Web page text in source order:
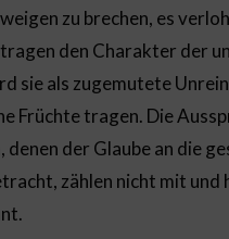
zu brechen, es
den Charakter der
sie als zugemutete
Früchte tragen. Die
denen der Glaube an die
zählen nicht mit